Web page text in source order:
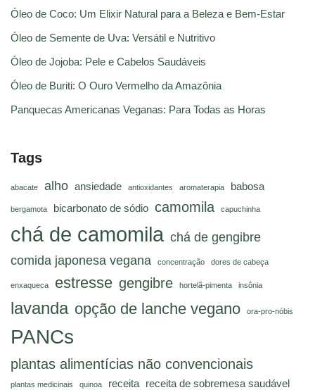
Óleo de Coco: Um Elixir Natural para a Beleza e Bem-Estar
Óleo de Semente de Uva: Versátil e Nutritivo
Óleo de Jojoba: Pele e Cabelos Saudáveis
Óleo de Buriti: O Ouro Vermelho da Amazônia
Panquecas Americanas Veganas: Para Todas as Horas
Tags
abacate alho ansiedade antioxidantes aromaterapia babosa
bergamota bicarbonato de sódio camomila capuchinha
chá de camomila chá de gengibre
comida japonesa vegana
concentração dores de cabeça
enxaqueca estresse gengibre hortelã-pimenta insônia
lavanda opção de lanche vegano ora-pro-nóbis
PANCs
plantas alimentícias não convencionais
plantas medicinais quinoa receita receita de sobremesa saudável